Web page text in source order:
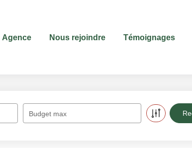
Agence Nous rejoindre Témoignages
Budget max